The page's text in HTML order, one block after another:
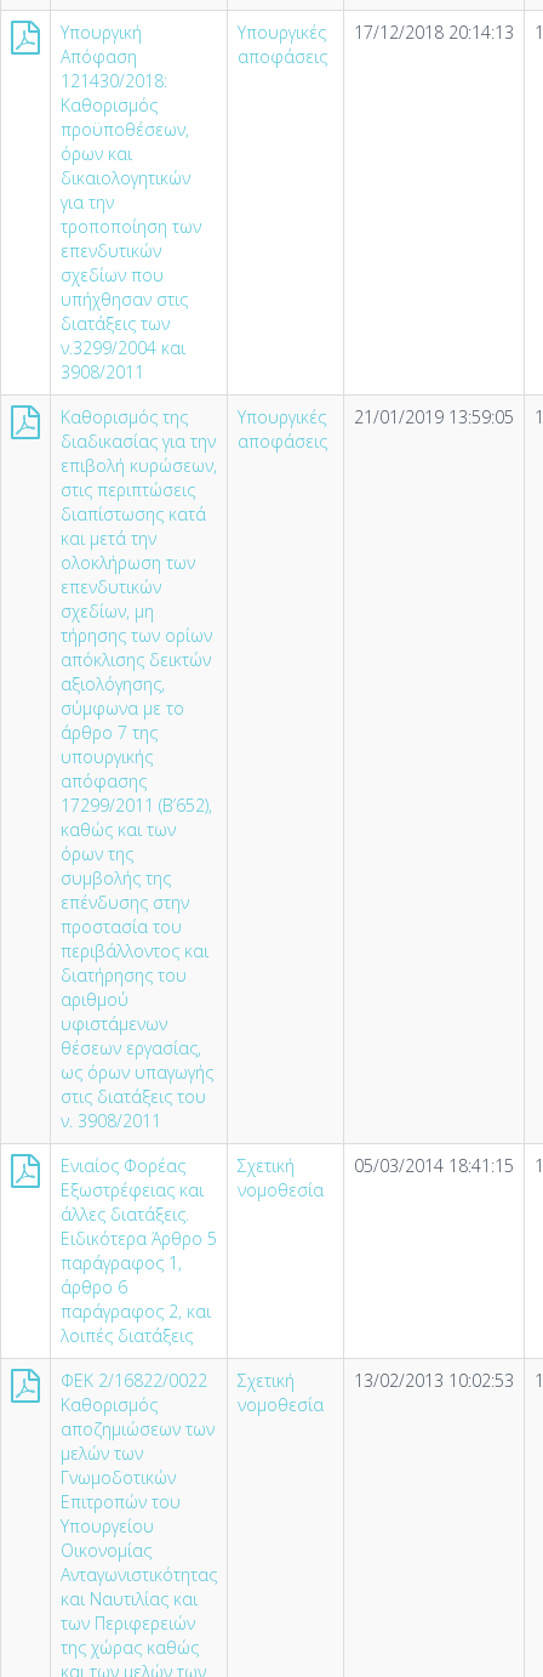
Υπουργική
Απόφαση
121430/2018:
Καθορισμός
προϋποθέσεων,
όρων και
δικαιολογητικών
για την
τροποποίηση των
επενδυτικών
σχεδίων που
υπήχθησαν στις
διατάξεις των
ν.3299/2004 και
3908/2011
Υπουργικές
αποφάσεις
17/12/2018 20:14:13
Καθορισμός της
διαδικασίας για την
επιβολή κυρώσεων,
στις περιπτώσεις
διαπίστωσης κατά
και μετά την
ολοκλήρωση των
επενδυτικών
σχεδίων, μη
τήρησης των ορίων
απόκλισης δεικτών
αξιολόγησης,
σύμφωνα με το
άρθρο 7 της
υπουργικής
απόφασης
17299/2011 (Β’652),
καθώς και των
όρων της
συμβολής της
επένδυσης στην
προστασία του
περιβάλλοντος και
διατήρησης του
αριθμού
υφιστάμενων
θέσεων εργασίας,
ως όρων υπαγωγής
στις διατάξεις του
ν. 3908/2011
Υπουργικές
αποφάσεις
21/01/2019 13:59:05
Ενιαίος Φορέας
Εξωστρέφειας και
άλλες διατάξεις.
Ειδικότερα Άρθρο 5
παράγραφος 1,
άρθρο 6
παράγραφος 2, και
λοιπές διατάξεις
Σχετική
νομοθεσία
05/03/2014 18:41:15
ΦΕΚ 2/16822/0022
Καθορισμός
αποζημιώσεων των
μελών των
Γνωμοδοτικών
Επιτροπών του
Υπουργείου
Οικονομίας
Ανταγωνιστικότητας
και Ναυτιλίας και
των Περιφερειών
της χώρας καθώς
και των μελών των
Σχετική
νομοθεσία
13/02/2013 10:02:53